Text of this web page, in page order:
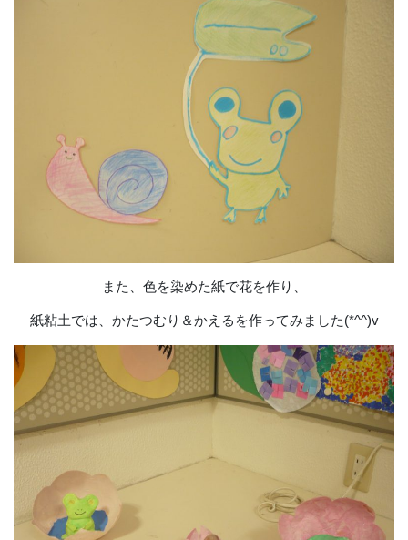
また、色を染めた紙で花を作り、
紙粘土では、かたつむり＆かえるを作ってみました(*^^)v